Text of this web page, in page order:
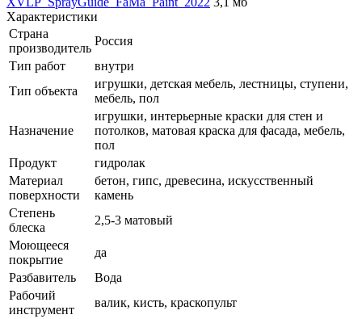
Характеристики
Страна
производитель
Россия
Тип работ
внутри
Тип объекта
игрушки, детская мебель, лестницы, ступени,
мебель, пол
Назначение
игрушки, интерьерные краски для стен и
потолков, матовая краска для фасада, мебель,
пол
Продукт
гидролак
Материал
поверхности
бетон, гипс, древесина, искусственный
камень
Степень
блеска
2,5-3 матовый
Моющееся
покрытие
да
Разбавитель
Вода
Рабочий
инструмент
валик, кисть, краскопульт